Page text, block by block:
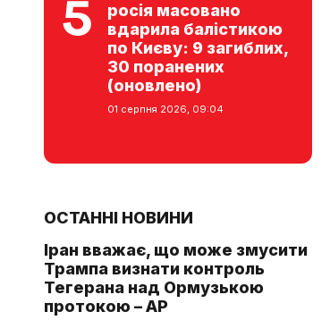
росія масовано
вдарила балістикою
по Києву: 9 загиблих,
30 поранених
(оновлено)
01 серпня 2026, 09:04
ОСТАННІ НОВИНИ
Іран вважає, що може змусити
Трампа визнати контроль
Тегерана над Ормузькою
протокою – AP